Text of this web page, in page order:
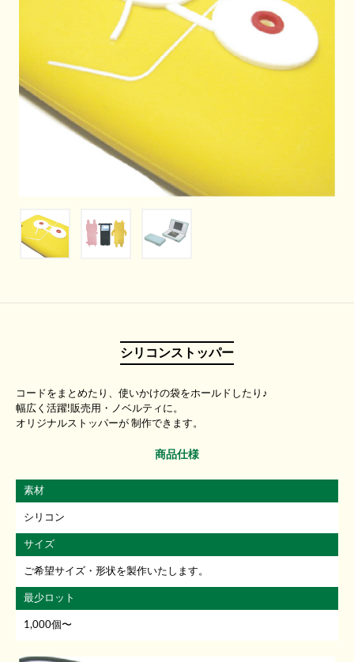
シリコンストッパー
コードをまとめたり、使いかけの袋をホールドしたり♪
幅広く活躍!販売用・ノベルティに。
オリジナルストッパーが 制作できます。
商品仕様
素材
シリコン
サイズ
ご希望サイズ・形状を製作いたします。
最少ロット
1,000個〜